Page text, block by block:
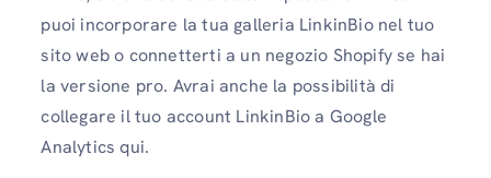
puoi incorporare la tua galleria LinkinBio nel tuo
sito web o connetterti a un negozio Shopify se hai
la versione pro. Avrai anche la possibilità di
collegare il tuo account LinkinBio a Google
Analytics qui.